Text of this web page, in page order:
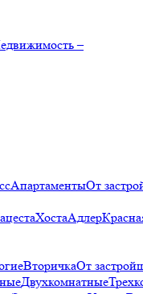
–
АпартаментыОт
ХостаАдлер
ВторичкаОт
Двухкомнатные